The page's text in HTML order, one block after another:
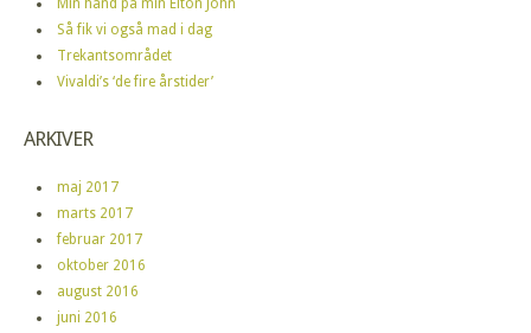
Min hånd på min Elton John
Så fik vi også mad i dag
Trekantsområdet
Vivaldi’s ‘de fire årstider’
ARKIVER
maj 2017
marts 2017
februar 2017
oktober 2016
august 2016
juni 2016